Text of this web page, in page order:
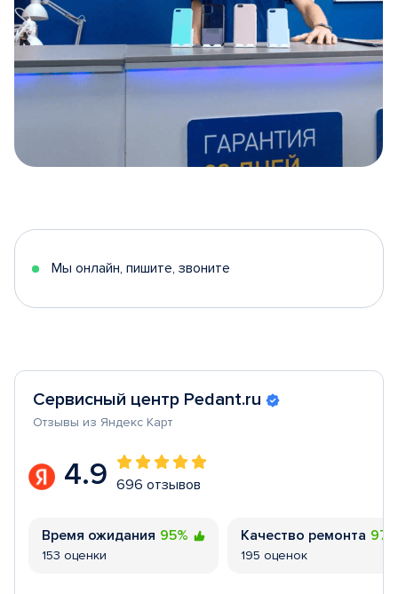
5
Мы онлайн, пишите, звоните
Сервисный центр Pedant.ru
Отзывы из Яндекс Карт
4.9 696 отзывов
Время ожидания 95%
153 оценки
Качество ремонта
195 оценок